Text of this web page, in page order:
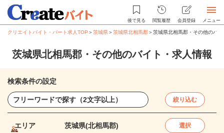
後で見る 閲覧履歴 会員登録 メニュー
クリエイトバイト・パート求人TOP ＞茨城県＞茨城県北相馬郡＞茨城県北相馬郡・その他のバ
茨城県北相馬郡・その他のバイト・求人情報
検索条件の設定
絞り込む
エリア 茨城県(北相馬郡) 選択